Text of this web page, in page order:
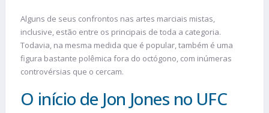
Alguns de seus confrontos nas artes marciais mistas,
inclusive, estão entre os principais de toda a categoria.
Todavia, na mesma medida que é popular, também é uma
figura bastante polêmica fora do octógono, com inúmeras
controvérsias que o cercam.
O início de Jon Jones no UFC